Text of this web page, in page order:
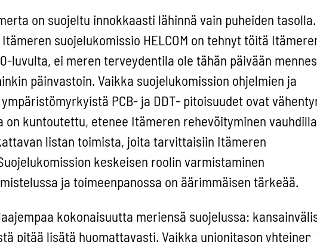
on suojeltu innokkaasti lähinnä vain puheiden tasolla.
suojelukomissio HELCOM on tehnyt töitä
luvulta, ei meren terveydentila ole tähän päivään
päinvastoin. Vaikka suojelukomission ohjelmien ja
PCB- ja DDT- pitoisuudet ovat
on kuntoutettu, etenee Itämeren rehevöityminen
listan toimista, joita tarvittaisiin Itämeren
keskeisen roolin varmistaminen
ja toimeenpanossa on äärimmäisen tärkeää.
kokonaisuutta meriensä suojelussa:
pitää lisätä huomattavasti. Vaikka unionitason yhteinen